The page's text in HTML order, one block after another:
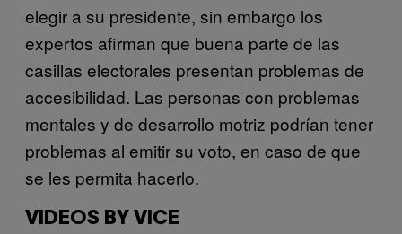
elegir a su presidente, sin embargo los
expertos afirman que buena parte de las
casillas electorales presentan problemas de
accesibilidad. Las personas con problemas
mentales y de desarrollo motriz podrían tener
problemas al emitir su voto, en caso de que
se les permita hacerlo.
VIDEOS BY VICE